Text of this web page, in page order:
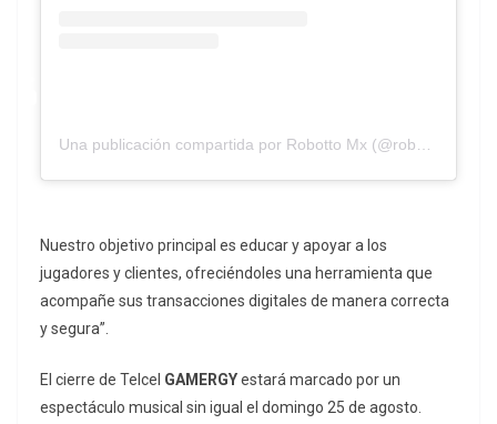
Una publicación compartida por Robotto Mx (@robotto_mx)
Nuestro objetivo principal es educar y apoyar a los
jugadores y clientes, ofreciéndoles una herramienta que
acompañe sus transacciones digitales de manera correcta
y segura”.
El cierre de Telcel GAMERGYestará marcado por un
espectáculo musical sin igual el domingo 25 de agosto.